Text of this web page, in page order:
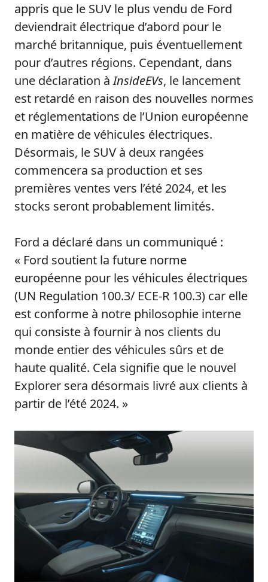
appris que le SUV le plus vendu de Ford
deviendrait électrique d’abord pour le
marché britannique, puis éventuellement
pour d’autres régions. Cependant, dans
une déclaration àInsideEVs, le lancement
est retardé en raison des nouvelles normes
et réglementations de l’Union européenne
en matière de véhicules électriques.
Désormais, le SUV à deux rangées
commencera sa production et ses
premières ventes vers l’été 2024, et les
stocks seront probablement limités.
Ford a déclaré dans un communiqué :
« Ford soutient la future norme
européenne pour les véhicules électriques
(UN Regulation 100.3/ ECE-R 100.3) car elle
est conforme à notre philosophie interne
qui consiste à fournir à nos clients du
monde entier des véhicules sûrs et de
haute qualité. Cela signifie que le nouvel
Explorer sera désormais livré aux clients à
partir de l’été 2024. »